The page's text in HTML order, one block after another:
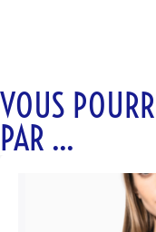
VOUS
PAR ...